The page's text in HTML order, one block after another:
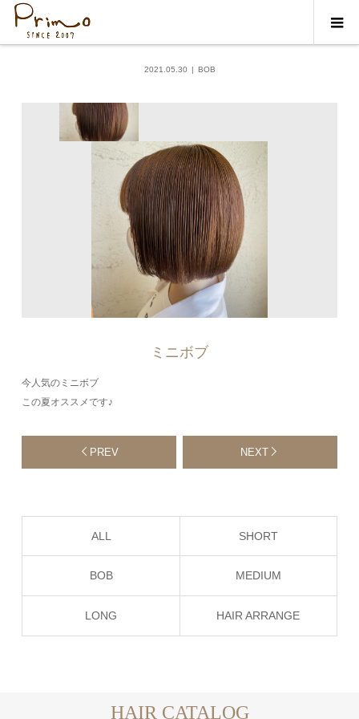
ギャラリー
2021.05.30 BOB
ミニボブ
今人気のミニボブ
この夏オススメです♪
PREV NEXT
ALL SHORT
BOB MEDIUM
LONG HAIR ARRANGE
HAIR CATALOG